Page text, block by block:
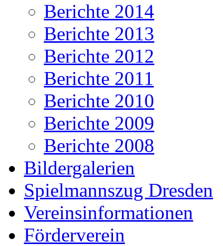
Berichte 2014
Berichte 2013
Berichte 2012
Berichte 2011
Berichte 2010
Berichte 2009
Berichte 2008
Bildergalerien
Spielmannszug Dresden
Vereinsinformationen
Förderverein